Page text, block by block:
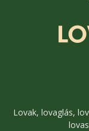
Lovak, lovaglás,